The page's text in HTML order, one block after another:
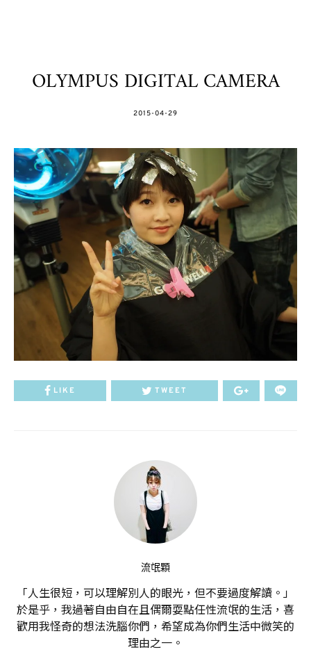
OLYMPUS DIGITAL CAMERA
POSTED
2015-04-29
LIKE TWEET
流氓顆
「人生很短，可以理解別人的眼光，但不要過度解讀。」
於是乎，我過著自由自在且偶爾耍點任性流氓的生活，喜
歡用我怪奇的想法洗腦你們，希望成為你們生活中微笑的
理由之一。